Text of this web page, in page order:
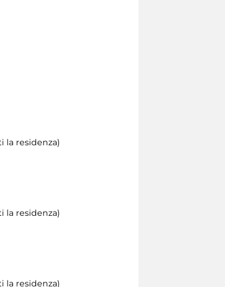
la residenza)
la residenza)
la residenza)